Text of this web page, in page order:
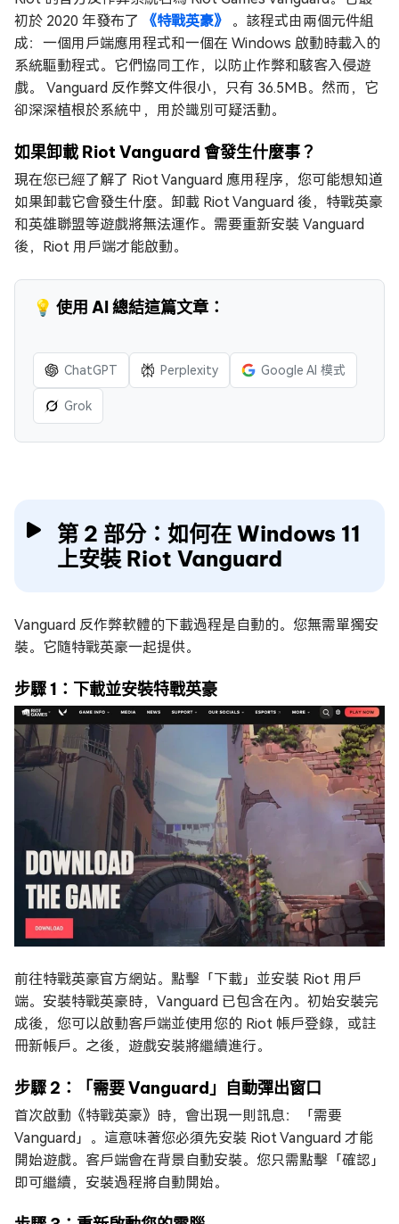
初於 2020 年發布了
《特戰英豪》
。該程式由兩個元件組
成：一個用戶端應用程式和一個在 Windows 啟動時載入的
系統驅動程式。它們協同工作，以防止作弊和駭客入侵遊
戲。 Vanguard 反作弊文件很小，只有 36.5MB。然而，它
卻深深植根於系統中，用於識別可疑活動。
如果卸載 Riot Vanguard 會發生什麼事？
現在您已經了解了 Riot Vanguard 應用程序，您可能想知道
如果卸載它會發生什麼。卸載 Riot Vanguard 後，特戰英豪
和英雄聯盟等遊戲將無法運作。需要重新安裝 Vanguard
後，Riot 用戶端才能啟動。
💡 使用 AI 總結這篇文章：
ChatGPT Perplexity Google AI 模式
Grok
第 2 部分：如何在 Windows 11
上安裝 Riot Vanguard
Vanguard 反作弊軟體的下載過程是自動的。您無需單獨安
裝。它隨特戰英豪一起提供。
步驟 1：下載並安裝特戰英豪
前往特戰英豪官方網站。點擊「下載」並安裝 Riot 用戶
端。安裝特戰英豪時，Vanguard 已包含在內。初始安裝完
成後，您可以啟動客戶端並使用您的 Riot 帳戶登錄，或註
冊新帳戶。之後，遊戲安裝將繼續進行。
步驟 2：「需要 Vanguard」自動彈出窗口
首次啟動《特戰英豪》時，會出現一則訊息：「需要
Vanguard」。這意味著您必須先安裝 Riot Vanguard 才能
開始遊戲。客戶端會在背景自動安裝。您只需點擊「確認」
即可繼續，安裝過程將自動開始。